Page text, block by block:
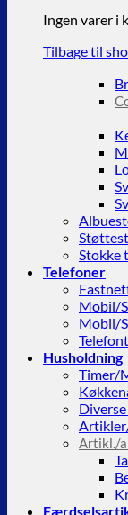
Ingen varer i
Tilbage til
Stokke
Telefoner
Mobil/
Mobil/
Husholdning
Timer/
Artikl./